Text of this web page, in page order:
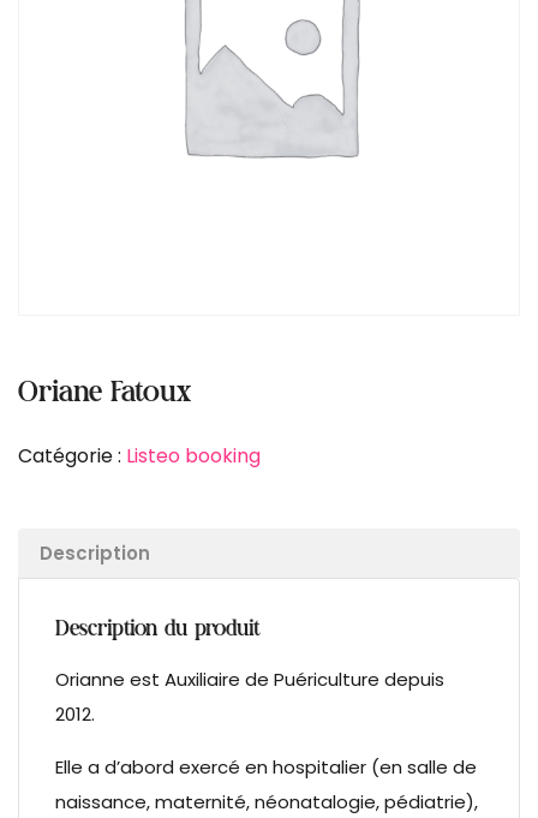
Oriane Fatoux
Catégorie : Listeo booking
Description
Description du produit
Orianne est Auxiliaire de Puériculture depuis
2012.
Elle a d’abord exercé en hospitalier (en salle de
naissance, maternité, néonatalogie, pédiatrie),